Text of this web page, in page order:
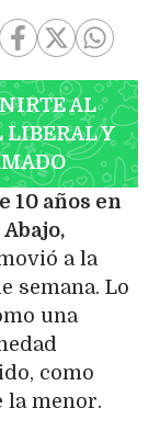
AL
LIBERAL Y
10 años en
a la
semana. Lo
una
como
la menor.